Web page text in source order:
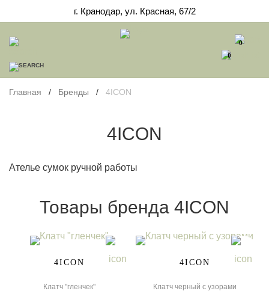
г. Кранодар, ул. Красная, 67/2
0
0
Главная / Бренды / 4ICON
4ICON
Ателье сумок ручной работы
Товары бренда 4ICON
One Size
4ICON
Клатч "гленчек"
One Size
4ICON
Клатч черный с узорами